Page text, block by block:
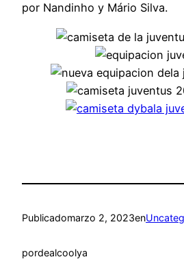
por Nandinho y Mário Silva.
Publicadomarzo 2, 2023en
pordealcoolya